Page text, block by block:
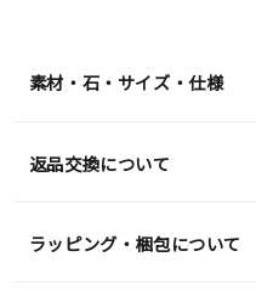
素材・石・サイズ・仕様
返品交換について
ラッピング・梱包について